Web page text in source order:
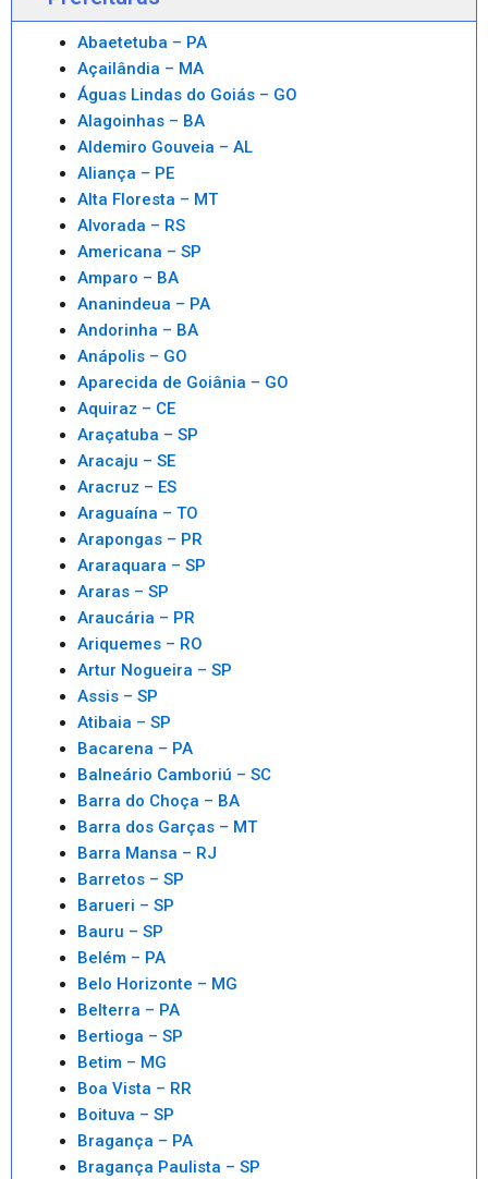
Abaetetuba – PA
Açailândia – MA
Águas Lindas do Goiás – GO
Alagoinhas – BA
Aldemiro Gouveia – AL
Aliança – PE
Alta Floresta – MT
Alvorada – RS
Americana – SP
Amparo – BA
Ananindeua – PA
Andorinha – BA
Anápolis – GO
Aparecida de Goiânia – GO
Aquiraz – CE
Araçatuba – SP
Aracaju – SE
Aracruz – ES
Araguaína – TO
Arapongas – PR
Araraquara – SP
Araras – SP
Araucária – PR
Ariquemes – RO
Artur Nogueira – SP
Assis – SP
Atibaia – SP
Bacarena – PA
Balneário Camboriú – SC
Barra do Choça – BA
Barra dos Garças – MT
Barra Mansa – RJ
Barretos – SP
Barueri – SP
Bauru – SP
Belém – PA
Belo Horizonte – MG
Belterra – PA
Bertioga – SP
Betim – MG
Boa Vista – RR
Boituva – SP
Bragança – PA
Bragança Paulista – SP